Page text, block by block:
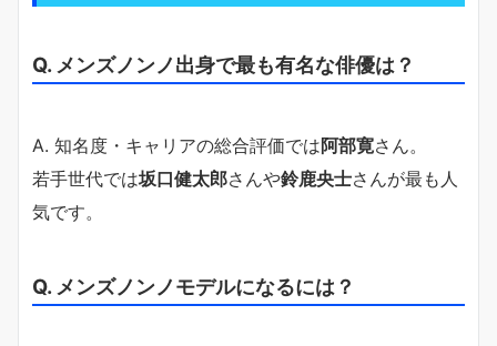
Q. メンズノンノ出身で最も有名な俳優は？
A. 知名度・キャリアの総合評価では阿部寛さん。
若手世代では坂口健太郎さんや鈴鹿央士さんが最も人
気です。
Q. メンズノンノモデルになるには？